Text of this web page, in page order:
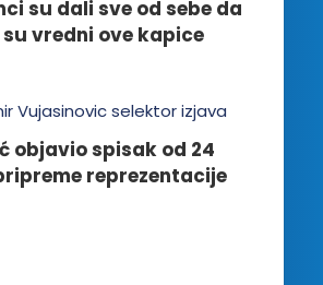
su dali sve od sebe da
vredni ove kapice
objavio spisak od 24
reprezentacije